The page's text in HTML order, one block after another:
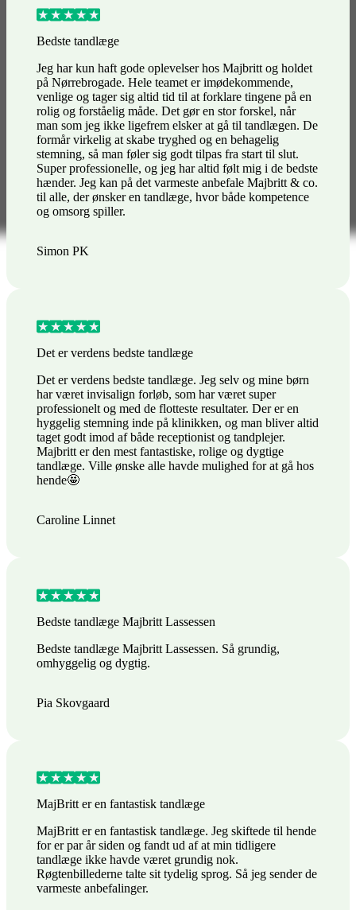
Bedste tandlæge
Jeg har kun haft gode oplevelser hos Majbritt og holdet
på Nørrebrogade. Hele teamet er imødekommende,
venlige og tager sig altid tid til at forklare tingene på en
rolig og forståelig måde. Det gør en stor forskel, når
man som jeg ikke ligefrem elsker at gå til tandlægen. De
formår virkelig at skabe tryghed og en behagelig
stemning, så man føler sig godt tilpas fra start til slut.
Super professionelle, og jeg har altid følt mig i de bedste
hænder. Jeg kan på det varmeste anbefale Majbritt & co.
til alle, der ønsker en tandlæge, hvor både kompetence
og omsorg spiller.
Simon PK
Det er verdens bedste tandlæge
Det er verdens bedste tandlæge. Jeg selv og mine børn
har været invisalign forløb, som har været super
professionelt og med de flotteste resultater. Der er en
hyggelig stemning inde på klinikken, og man bliver altid
taget godt imod af både receptionist og tandplejer.
Majbritt er den mest fantastiske, rolige og dygtige
tandlæge. Ville ønske alle havde mulighed for at gå hos
hende🤩
Caroline Linnet
Bedste tandlæge Majbritt Lassessen
Bedste tandlæge Majbritt Lassessen. Så grundig,
omhyggelig og dygtig.
Pia Skovgaard
MajBritt er en fantastisk tandlæge
MajBritt er en fantastisk tandlæge. Jeg skiftede til hende
for er par år siden og fandt ud af at min tidligere
tandlæge ikke havde været grundig nok.
Røgtenbillederne talte sit tydelig sprog. Så jeg sender de
varmeste anbefalinger.